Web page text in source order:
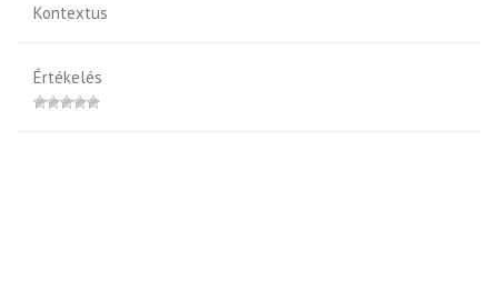
Kontextus
Értékelés